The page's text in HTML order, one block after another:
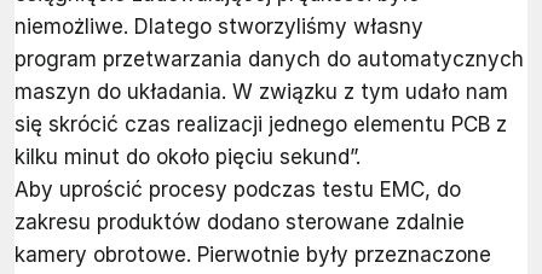
niemożliwe. Dlatego stworzyliśmy własny
program przetwarzania danych do automatycznych
maszyn do układania. W związku z tym udało nam
się skrócić czas realizacji jednego elementu PCB z
kilku minut do około pięciu sekund”.
Aby uprościć procesy podczas testu EMC, do
zakresu produktów dodano sterowane zdalnie
kamery obrotowe. Pierwotnie były przeznaczone